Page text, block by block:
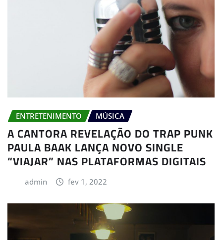
ENTRETENIMENTO MÚSICA
A CANTORA REVELAÇÃO DO TRAP PUNK
PAULA BAAK LANÇA NOVO SINGLE
“VIAJAR” NAS PLATAFORMAS DIGITAIS
admin fev 1, 2022